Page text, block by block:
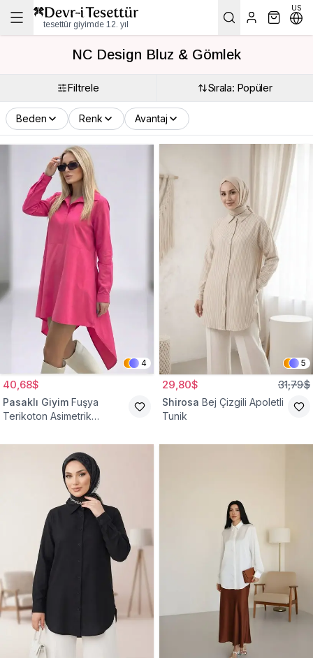
tesettür giyimde 12. yıl
US
NC Design Bluz & Gömlek
Filtrele Sırala: Popüler
Beden Renk Avantaj
4
40,68$
Pasaklı Giyim Fuşya
Terikoton Asimetrik
5
29,80$ 31,79$
Shirosa Bej Çizgili Apoletli
Tunik